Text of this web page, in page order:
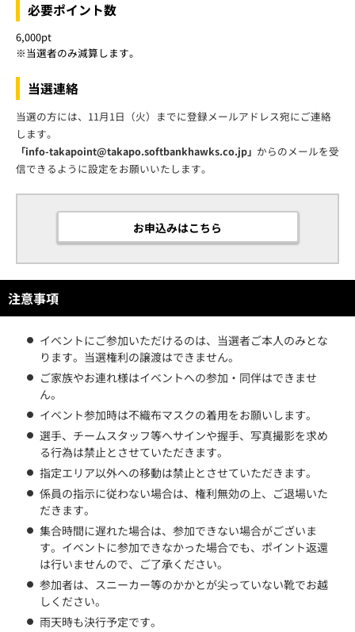
必要ポイント数
6,000pt
※当選者のみ減算します。
当選連絡
当選の方には、11月1日（火）までに登録メールアドレス宛にご連絡
します。
「info-takapoint@takapo.softbankhawks.co.jp」 からのメールを受
信できるように設定をお願いいたします。
お申込みはこちら
注意事項
イベントにご参加いただけるのは、当選者ご本人のみとな
ります。当選権利の譲渡はできません。
ご家族やお連れ様はイベントへの参加・同伴はできませ
ん。
イベント参加時は不織布マスクの着用をお願いします。
選手、チームスタッフ等へサインや握手、写真撮影を求め
る行為は禁止とさせていただきます。
指定エリア以外への移動は禁止とさせていただきます。
係員の指示に従わない場合は、権利無効の上、ご退場いた
だきます。
集合時間に遅れた場合は、参加できない場合がございま
す。イベントに参加できなかった場合でも、ポイント返還
は行いませんので、ご了承ください。
参加者は、スニーカー等のかかとが尖っていない靴でお越
しください。
雨天時も決行予定です。